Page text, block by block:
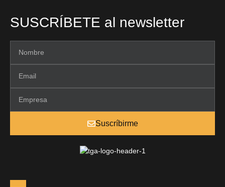
SUSCRÍBETE al newsletter
Suscríbirme